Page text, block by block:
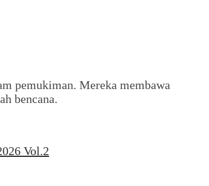
pemukiman. Mereka membawa
bencana.
Vol.2